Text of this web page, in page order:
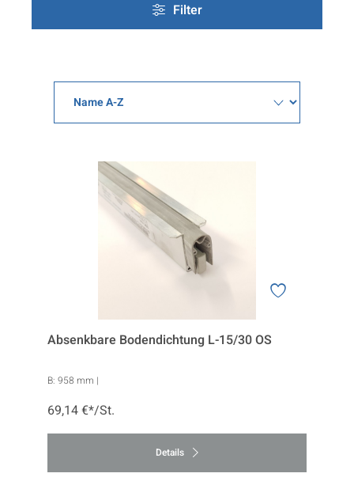
Filter
Absenkbare Bodendichtung L-15/30 OS
B: 958 mm |
69,14 €*/St.
Details